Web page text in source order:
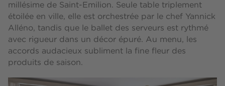
millésime de Saint-Emilion. Seule table triplement
étoilée en ville, elle est orchestrée par le chef Yannick
Alléno, tandis que le ballet des serveurs est rythmé
avec rigueur dans un décor épuré. Au menu, les
accords audacieux subliment la fine fleur des
produits de saison.